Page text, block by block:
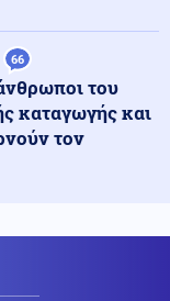
επιθέσεων στον
Τραμπ και
εικόνες μετά
66
του
καταγωγής και
τον